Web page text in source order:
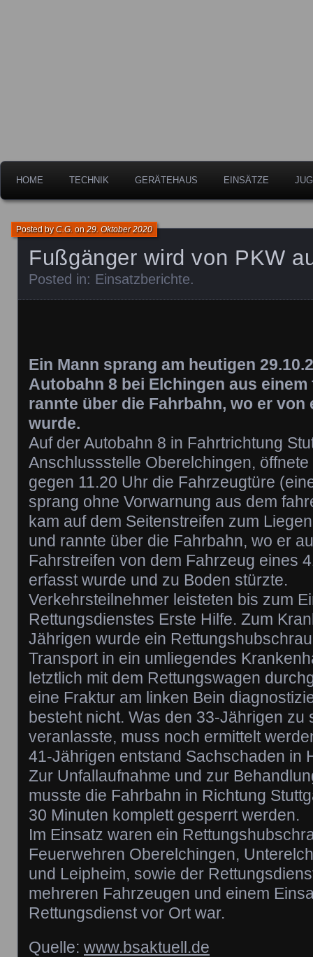
HOME TECHNIK GERÄTEHAUS EINSÄTZE
Fußgänger wird von PKW
Posted byC.G. on29. Oktober 2020
Posted in: Einsatzberichte.
Ein Mann sprang am heutigen
Autobahn 8 bei Elchingen aus
rannte über die Fahrbahn, wo er von
wurde.
Auf der Autobahn 8 in Fahrtrichtung
Anschlussstelle Oberelchingen,
gegen 11.20 Uhr die Fahrzeugtüre
sprang ohne Vorwarnung aus dem
kam auf dem Seitenstreifen zum
und rannte über die Fahrbahn, wo er
Fahrstreifen von dem Fahrzeug eines
erfasst wurde und zu Boden stürzte.
Verkehrsteilnehmer leisteten bis zum
Rettungsdienstes Erste Hilfe. Zum
Jährigen wurde ein
Transport in ein umliegendes
letztlich mit dem Rettungswagen
eine Fraktur am linken Bein
besteht nicht. Was den 33-Jährigen zu
veranlasste, muss noch ermittelt
41-Jährigen entstand Sachschaden in
Zur Unfallaufnahme und zur
musste die Fahrbahn in Richtung
30 Minuten komplett gesperrt werden.
Im Einsatz waren ein
Feuerwehren Oberelchingen,
und Leipheim, sowie der
mehreren Fahrzeugen und einem
Rettungsdienst vor Ort war.
Quelle: www.bsaktuell.de